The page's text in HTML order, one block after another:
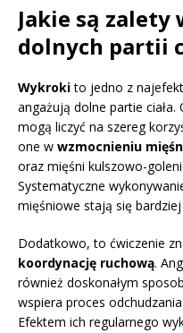
Jakie są
dolnych partii
Wykrokito jedno z
angażują dolne partie
mogą liczyć na szereg
one w wzmocnieniu
oraz mięśni kulszowo-
Systematyczne
mięśniowe stają się
Dodatkowo, to ćwiczenie
koordynację ruchową.
również doskonałym
wspiera proces
Efektem ich regularnego